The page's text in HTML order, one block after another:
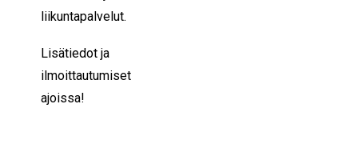
liikuntapalvelut.
Lisätiedot ja
ilmoittautumiset
ajoissa!